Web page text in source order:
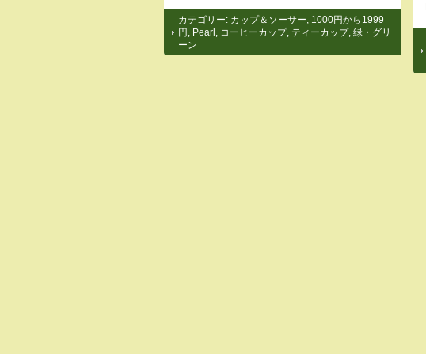
カテゴリー: カップ＆ソーサー
1000円から1999
円
Pearl コーヒーカップ, ティーカップ, 緑・グリ
ーン